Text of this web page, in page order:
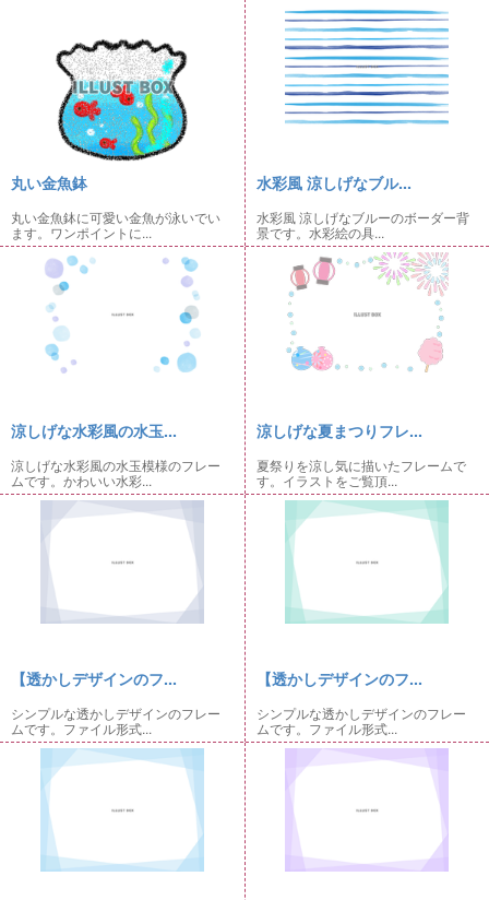
丸い金魚鉢
丸い金魚鉢に可愛い金魚が泳いでい
ます。ワンポイントに...
水彩風 涼しげなブル...
水彩風 涼しげなブルーのボーダー背
景です。水彩絵の具...
涼しげな水彩風の水玉...
涼しげな水彩風の水玉模様のフレー
ムです。かわいい水彩...
涼しげな夏まつりフレ...
夏祭りを涼し気に描いたフレームで
す。イラストをご覧頂...
【透かしデザインのフ...
シンプルな透かしデザインのフレー
ムです。ファイル形式...
【透かしデザインのフ...
シンプルな透かしデザインのフレー
ムです。ファイル形式...